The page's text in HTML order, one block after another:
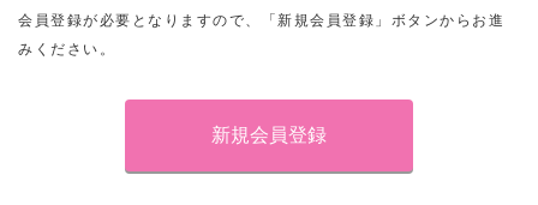
会員登録が必要となりますので、「新規会員登録」ボタンからお進
みください。